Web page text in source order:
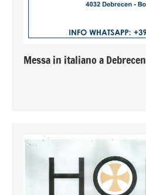
Messa in italiano a Debrecen